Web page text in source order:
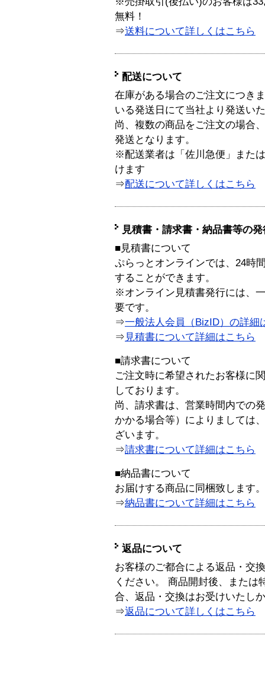
無料！
⇒送料について詳しくはこちら
配送について
在庫がある場合のご注文につき
いる発送日にて当社より発送い
尚、複数の商品をご注文の場合
発送となります。
※配送業者は「佐川急便」また
けます
⇒配送について詳しくはこちら
見積書・請求書・納品書等の
■見積書について
ぷらっとオンラインでは、24時
することができます。
※オンライン見積書発行には、
要です。
⇒一般法人会員（BizID）の詳細
⇒ 見積書について詳細はこちら
■請求書について
ご注文時に希望されたお客様に
しております。
尚、請求書は、営業時間内での
かかる場合等）によりましては
ざいます。
⇒請求書について詳細はこちら
■納品書について
お届けする商品に同梱致します。
⇒納品書について詳細はこちら
返品について
お客様のご都合による返品・交
ください。 商品開封後、または
合、返品・交換はお受けいたし
⇒返品について詳しくはこちら